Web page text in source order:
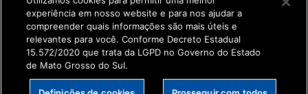
SETDIG | Secretaria-
Executiva de
Transformação Digital
experiência em nosso website e para nos ajudar a
compreender quais informações são mais úteis e
relevantes para você. Conforme Decreto Estadual
15.572/2020 que trata da LGPD no Governo do Estado
de Mato Grosso do Sul.